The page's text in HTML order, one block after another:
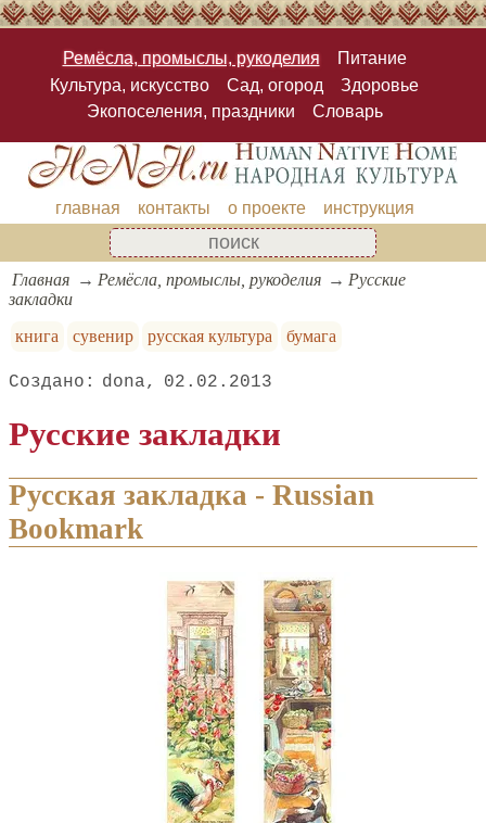
Ремёсла, промыслы, рукоделия
Питание
Культура, искусство
Сад, огород
Здоровье
Экопоселения, праздники
Словарь
главная контакты о проекте инструкция
Главная Ремёсла, промыслы, рукоделия
Русские
закладки
книга
сувенир русская культура бумага
dona 02.02.2013
Русские закладки
Русская закладка - Russian
Bookmark